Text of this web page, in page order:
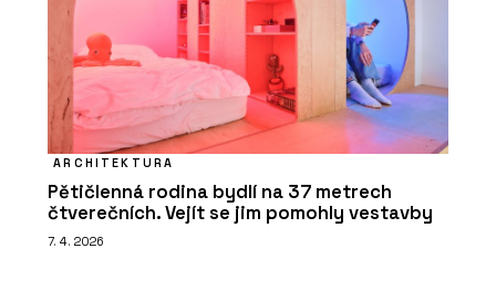
ARCHITEKTURA
Pětičlenná rodina bydlí na 37 metrech
čtverečních. Vejít se jim pomohly vestavby
7. 4. 2026